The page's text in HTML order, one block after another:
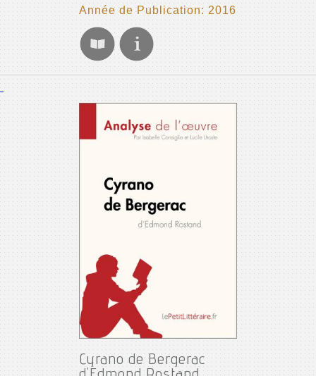
Année de Publication: 2016
Cyrano de Bergerac